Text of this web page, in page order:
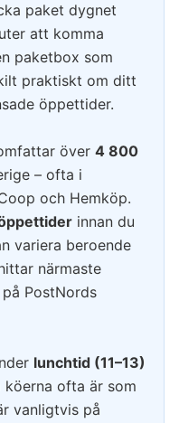
paket dygnet
att komma
paketbox som
praktiskt om ditt
öppettider.
över 4 800
– ofta i
och Hemköp.
innan du
variera beroende
närmaste
PostNords
lunchtid (11–13)
ofta är som
vanligtvis på